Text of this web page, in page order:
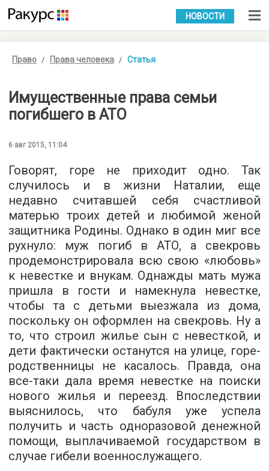
УКР РУС
НОВОСТИ
Право Права человека Статья
Имущественные права семьи
погибшего в АТО
6 авг 2015, 11:04
Говорят, горе не приходит одно. Так
случилось и в жизни Наталии, еще
недавно считавшей себя счастливой
матерью троих детей и любимой женой
защитника Родины. Однако в один миг все
рухнуло: муж погиб в АТО, а свекровь
продемонстрировала всю свою «любовь»
к невестке и внукам. Однажды мать мужа
пришла в гости и намекнула невестке,
чтобы та с детьми выезжала из дома,
поскольку он оформлен на свекровь. Ну а
то, что строил жилье сын с невесткой, и
дети фактически останутся на улице, горе-
родственницы не касалось. Правда, она
все-таки дала время невестке на поиски
нового жилья и переезд. Впоследствии
выяснилось, что бабуля уже успела
получить и часть одноразовой денежной
помощи, выплачиваемой государством в
случае гибели военнослужащего.